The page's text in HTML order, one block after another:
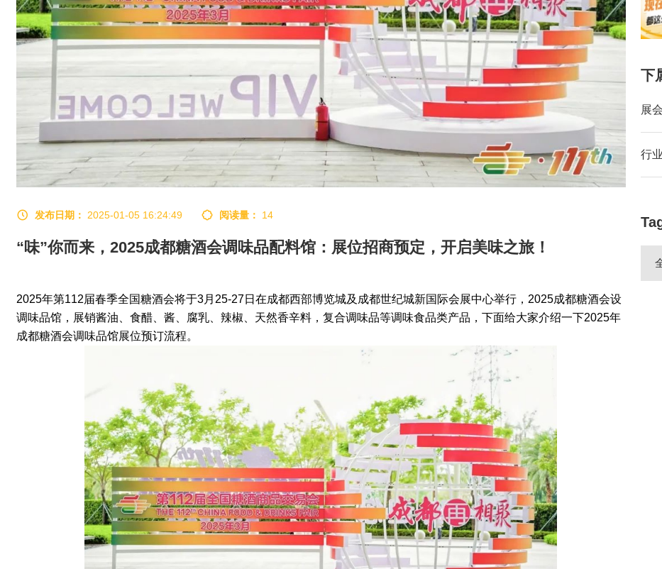
发布日期： 2025-01-05 16:24:49 阅读量： 14
“味”你而来，2025成都糖酒会调味品配料馆：展位招商预定，开启美味之旅！
2025年第112届春季全国糖酒会将于3月25-27日在成都西部博览城及成都世纪城新国际会展中心举行，2025成都糖酒会设
调味品馆，展销酱油、食醋、酱、腐乳、辣椒、天然香辛料，复合调味品等调味食品类产品，下面给大家介绍一下2025年
成都糖酒会调味品馆展位预订流程。
下
展
行